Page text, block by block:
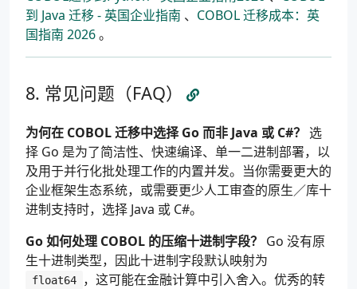
到 Java 迁移 - 英国企业指南 、 COBOL 迁移成本：英
国指南 2026。
常见问题（FAQ）
为何在 COBOL 迁移中选择 Go 而非 Java 或 C#？ 选
择 Go 是为了简洁性、快速编译、单一二进制部署，以
及用于并行化批处理工作的内置并发。当你需要更大的
企业框架生态系统，或需要更少人工审查的原生／库十
进制支持时，选择 Java 或 C#。
Go 如何处理 COBOL 的压缩十进制字段？ Go 没有原
生十进制类型，因此十进制字段默认映射为
float64
，这可能在金融计算中引入舍入。优秀的转